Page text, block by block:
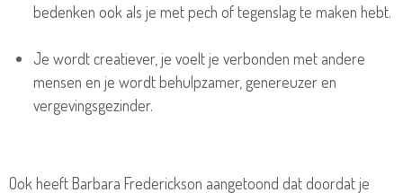
bedenken ook als je met pech of tegenslag te maken hebt.
Je wordt creatiever, je voelt je verbonden met andere
mensen en je wordt behulpzamer, genereuzer en
vergevingsgezinder.
Ook heeft Barbara Frederickson aangetoond dat doordat je